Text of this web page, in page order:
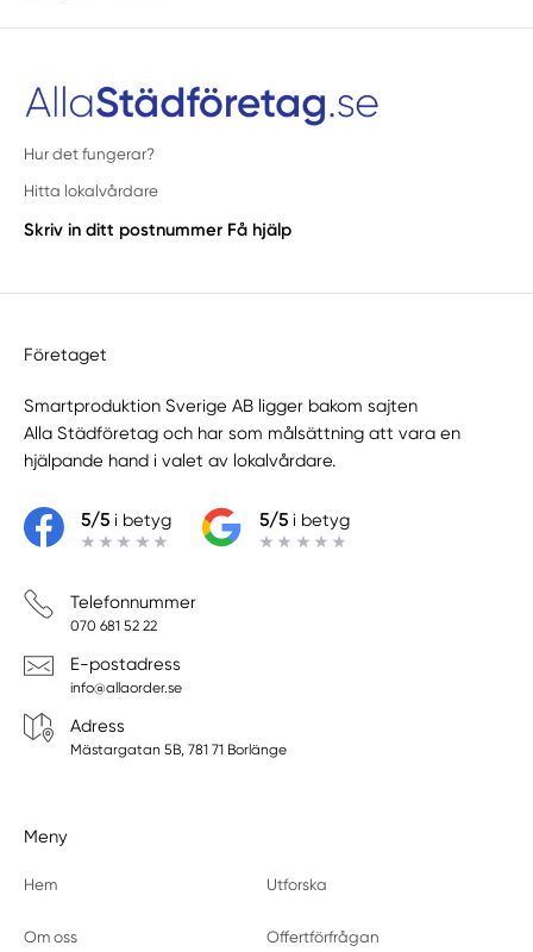
Hur det fungerar?
Hitta lokalvårdare
Skriv in ditt postnummer Få hjälp
Företaget
Smartproduktion Sverige AB ligger bakom sajten
Alla Städföretag och har som målsättning att vara en
hjälpande hand i valet av lokalvårdare.
5/5i betyg 5/5i betyg
Telefonnummer
070 681 52 22
E-postadress
info@allaorder.se
Adress
Mästargatan 5B, 781 71 Borlänge
Meny
Hem Utforska
Om oss Offertförfrågan